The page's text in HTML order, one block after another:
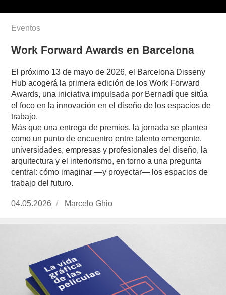
Eventos
Work Forward Awards en Barcelona
El próximo 13 de mayo de 2026, el Barcelona Disseny
Hub acogerá la primera edición de los Work Forward
Awards, una iniciativa impulsada por Bernadí que sitúa
el foco en la innovación en el diseño de los espacios de
trabajo.
Más que una entrega de premios, la jornada se plantea
como un punto de encuentro entre talento emergente,
universidades, empresas y profesionales del diseño, la
arquitectura y el interiorismo, en torno a una pregunta
central: cómo imaginar —y proyectar— los espacios de
trabajo del futuro.
Publicado
04.05.2026
https://www.experimenta.es/author/marcelo-
Marcelo Ghio